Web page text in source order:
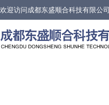
欢迎访问成都东盛顺合科技有限公司